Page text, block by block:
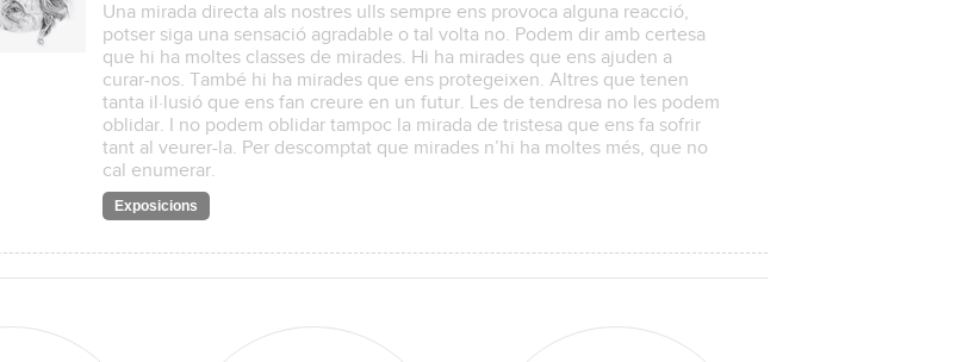
Una mirada directa als nostres ulls sempre ens provoca alguna reacció,
potser siga una sensació agradable o tal volta no. Podem dir amb certesa
que hi ha moltes classes de mirades. Hi ha mirades que ens ajuden a
curar-nos. També hi ha mirades que ens protegeixen. Altres que tenen
tanta il·lusió que ens fan creure en un futur. Les de tendresa no les podem
oblidar. I no podem oblidar tampoc la mirada de tristesa que ens fa sofrir
tant al veurer-la. Per descomptat que mirades n’hi ha moltes més, que no
cal enumerar.
Exposicions